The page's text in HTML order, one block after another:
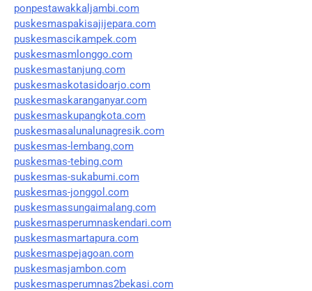
ponpestawakkaljambi.com
puskesmaspakisajijepara.com
puskesmascikampek.com
puskesmasmlonggo.com
puskesmastanjung.com
puskesmaskotasidoarjo.com
puskesmaskaranganyar.com
puskesmaskupangkota.com
puskesmasalunalunagresik.com
puskesmas-lembang.com
puskesmas-tebing.com
puskesmas-sukabumi.com
puskesmas-jonggol.com
puskesmassungaimalang.com
puskesmasperumnaskendari.com
puskesmasmartapura.com
puskesmaspejagoan.com
puskesmasjambon.com
puskesmasperumnas2bekasi.com